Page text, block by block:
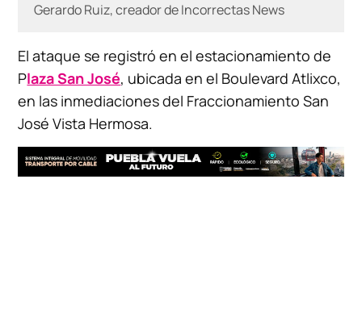
Gerardo Ruiz, creador de Incorrectas News
El ataque se registró en el estacionamiento de
Plaza San José, ubicada en el Boulevard Atlixco,
en las inmediaciones del Fraccionamiento San
José Vista Hermosa.